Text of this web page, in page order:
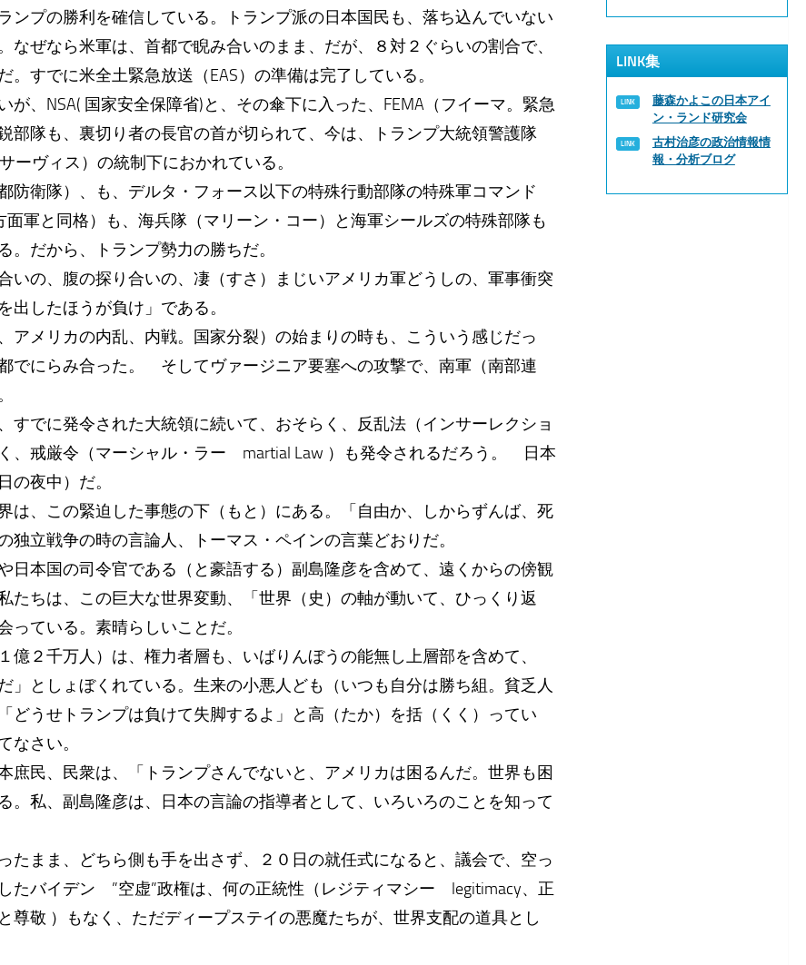
ンプの勝利を確信している。トランプ派の日本国民も、落ち込んでいない
なぜなら米軍は、首都で睨み合いのまま、だが、８対２ぐらいの割合で、
。すでに米全土緊急放送（EAS）の準備は完了している。
、NSA( 国家安全保障省)と、その傘下に入った、FEMA（フイーマ。緊急
隊も、裏切り者の長官の首が切られて、今は、トランプ大統領警護隊
ーヴィス）の統制下におかれている。
防衛隊）、も、デルタ・フォース以下の特殊行動部隊の特殊軍コマンド
面軍と同格）も、海兵隊（マリーン・コー）と海軍シールズの特殊部隊も
。だから、トランプ勢力の勝ちだ。
いの、腹の探り合いの、凄（すさ）まじいアメリカ軍どうしの、軍事衝突
出したほうが負け」である。
アメリカの内乱、内戦。国家分裂）の始まりの時も、こういう感じだっ
でにらみ合った。 そしてヴァージニア要塞への攻撃で、南軍（南部連
すでに発令された大統領に続いて、おそらく、反乱法（インサーレクショ
、戒厳令（マーシャル・ラー martial Law ）も発令されるだろう。 日本
の夜中）だ。
は、この緊迫した事態の下（もと）にある。「自由か、しからずんば、死
独立戦争の時の言論人、トーマス・ペインの言葉どおりだ。
日本国の司令官である（と豪語する）副島隆彦を含めて、遠くからの傍観
たちは、この巨大な世界変動、「世界（史）の軸が動いて、ひっくり返
っている。素晴らしいことだ。
億２千万人）は、権力者層も、いばりんぼうの能無し上層部を含めて、
」としょぼくれている。生来の小悪人ども（いつも自分は勝ち組。貧乏人
どうせトランプは負けて失脚するよ」と高（たか）を括（くく）ってい
なさい。
庶民、民衆は、「トランプさんでないと、アメリカは困るんだ。世界も困
。私、副島隆彦は、日本の言論の指導者として、いろいろのことを知って
たまま、どちら側も手を出さず、２０日の就任式になると、議会で、空っ
たバイデン ”空虚”政権は、何の正統性（レジティマシー legitimacy、正
尊敬 ）もなく、ただディープステイの悪魔たちが、世界支配の道具とし
LINK集
藤森かよこの日本アイ
ン・ランド研究会
古村治彦の政治情報情
報・分析ブログ